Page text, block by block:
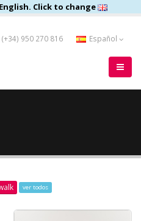
Click to change
(+34) 950 270 816 Español
ver todos